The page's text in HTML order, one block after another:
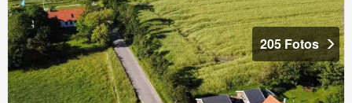
205 Fotos